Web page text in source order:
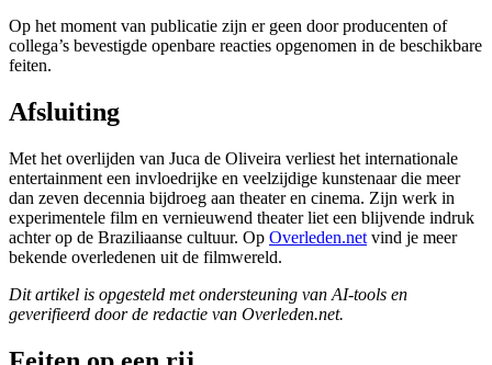
Op het moment van publicatie zijn er geen door producenten of
collega’s bevestigde openbare reacties opgenomen in de beschikbare
feiten.
Afsluiting
Met het overlijden van Juca de Oliveira verliest het internationale
entertainment een invloedrijke en veelzijdige kunstenaar die meer
dan zeven decennia bijdroeg aan theater en cinema. Zijn werk in
experimentele film en vernieuwend theater liet een blijvende indruk
achter op de Braziliaanse cultuur. Op Overleden.net vind je meer
bekende overledenen uit de filmwereld.
Dit artikel is opgesteld met ondersteuning van AI-tools en
geverifieerd door de redactie van Overleden.net.